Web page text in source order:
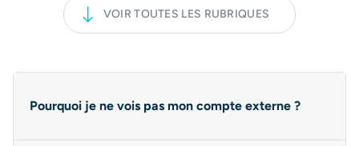
VOIR TOUTES LES RUBRIQUES
Pourquoi je ne vois pas mon compte externe ?